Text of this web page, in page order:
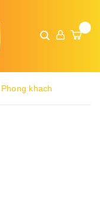
Phong khach